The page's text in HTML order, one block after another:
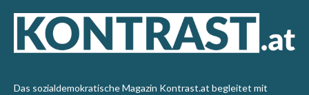
Das sozialdemokratische Magazin Kontrast.at begleitet mit